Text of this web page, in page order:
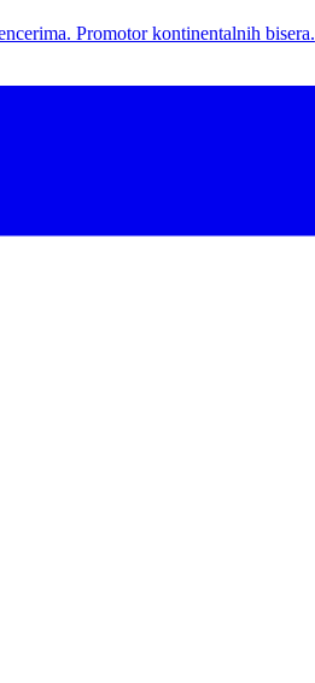
Promotor kontinentalnih bisera.